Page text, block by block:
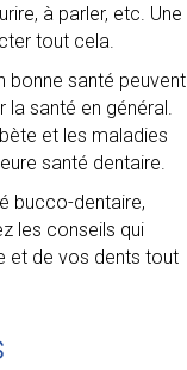
à parler, etc. Une
tout cela.
bonne santé peuvent
santé en général.
et les maladies
santé dentaire.
bucco-dentaire,
les conseils qui
et de vos dents tout